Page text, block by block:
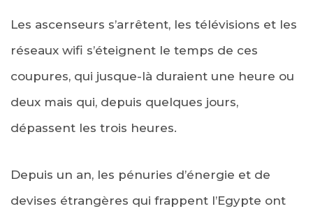
Les ascenseurs s’arrêtent, les télévisions et les
réseaux wifi s’éteignent le temps de ces
coupures, qui jusque-là duraient une heure ou
deux mais qui, depuis quelques jours,
dépassent les trois heures.
Depuis un an, les pénuries d’énergie et de
devises étrangères qui frappent l’Egypte ont